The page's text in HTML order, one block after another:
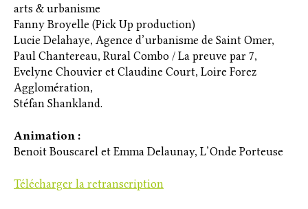
arts & urbanisme
Fanny Broyelle (Pick Up production)
Lucie Delahaye, Agence d’urbanisme de Saint Omer,
Paul Chantereau, Rural Combo / La preuve par 7,
Evelyne Chouvier et Claudine Court, Loire Forez
Agglomération,
Stéfan Shankland.
Animation :
Benoit Bouscarel et Emma Delaunay, L’Onde Porteuse
Télécharger la retranscription